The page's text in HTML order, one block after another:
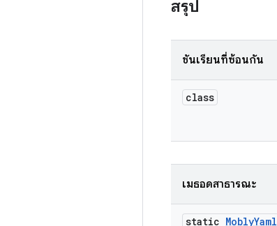
สรุป
ชั้นเรียนที่ซ้อนกัน
class
เมธอดสาธารณะ
static MoblyYaml